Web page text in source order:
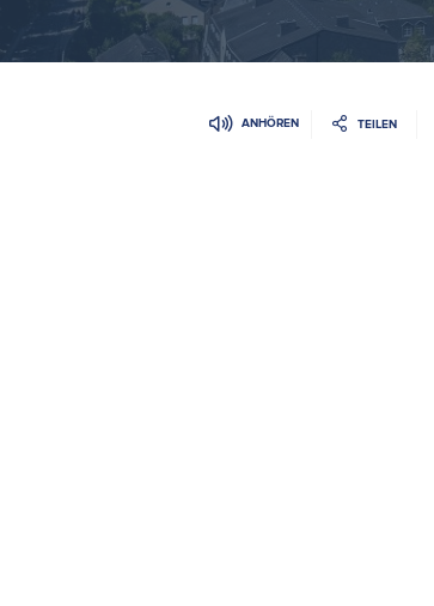
ANHÖREN TEILEN